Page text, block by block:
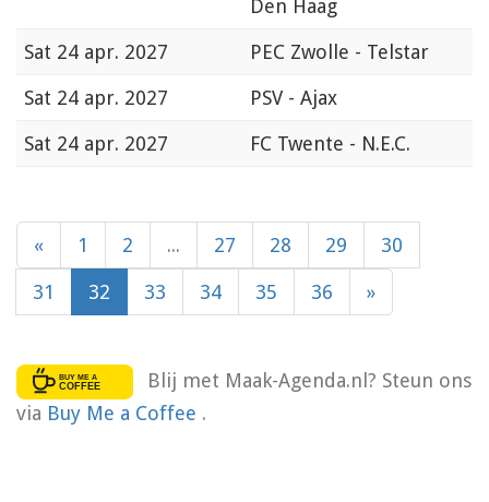
Den Haag
Sat 24 apr. 2027
PEC Zwolle - Telstar
Sat 24 apr. 2027
PSV - Ajax
Sat 24 apr. 2027 FC Twente - N.E.C.
« 1 2 ... 27 28 29 30
31 32 33 34 35 36 »
Blij met Maak-Agenda.nl? Steun ons
via Buy Me a Coffee .